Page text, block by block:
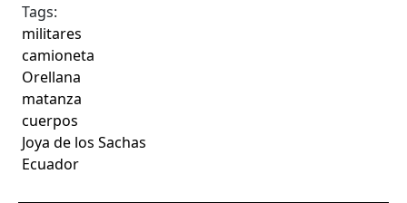
Tags:
militares
camioneta
Orellana
matanza
cuerpos
Joya de los Sachas
Ecuador